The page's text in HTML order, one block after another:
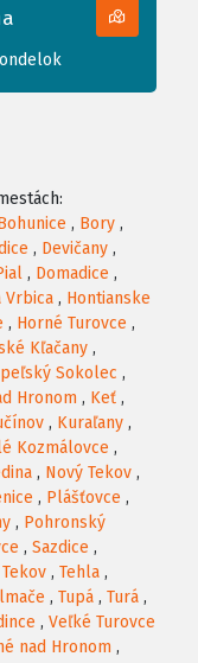
, Bory ,
, Devičany ,
, Domadice ,
Vrbica , Hontianske
, Horné Turovce ,
Kľačany ,
Sokolec ,
Hronom , Keť ,
, Kuraľany ,
Kozmálovce ,
, Nový Tekov ,
, Plášťovce ,
, Pohronský
, Sazdice ,
, Tehla ,
, Tupá , Turá ,
, Veľké Turovce
nad Hronom ,